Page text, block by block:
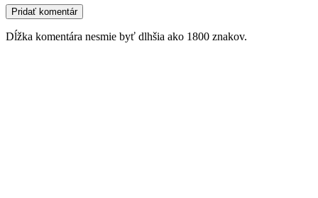
Dĺžka komentára nesmie byť dlhšia ako 1800 znakov.